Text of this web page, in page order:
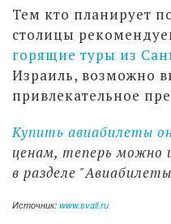
Тем кто планирует
столицы
горящие туры из
Израиль, возможно
привлекательное
Купить авиабилеты
ценам, теперь можно
в разделе
Источник: www.svali.ru